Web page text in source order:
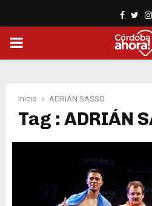
PRIMARY
Inicio ADRIÁN SASSO
Tag : ADRIÁN